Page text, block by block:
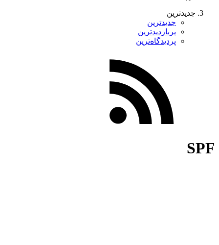
جدیدترین
جدیدترین
پربازدیدترین
پردیدگاه‌ترین
SPF